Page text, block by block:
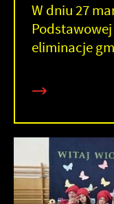
W dniu 27
eliminacje